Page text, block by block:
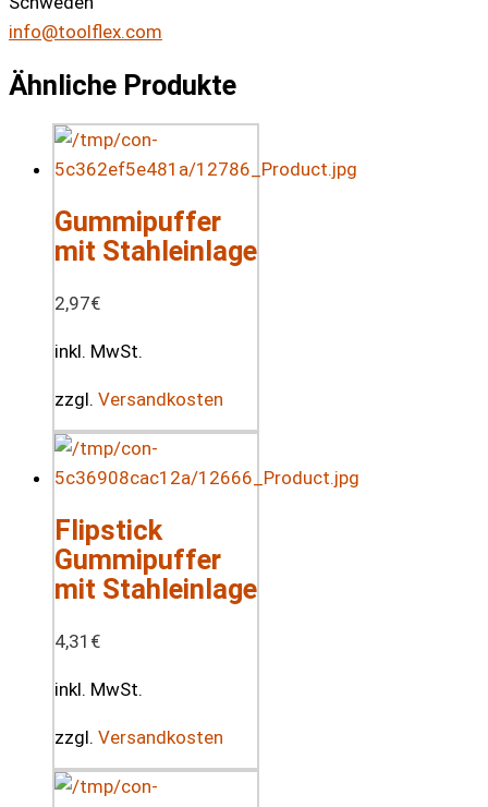
info@toolflex.com
Ähnliche Produkte
Gummipuffer
mit Stahleinlage
2,97€
inkl. MwSt.
zzgl. Versandkosten
Flipstick
Gummipuffer
mit Stahleinlage
4,31 €
inkl. MwSt.
zzgl. Versandkosten